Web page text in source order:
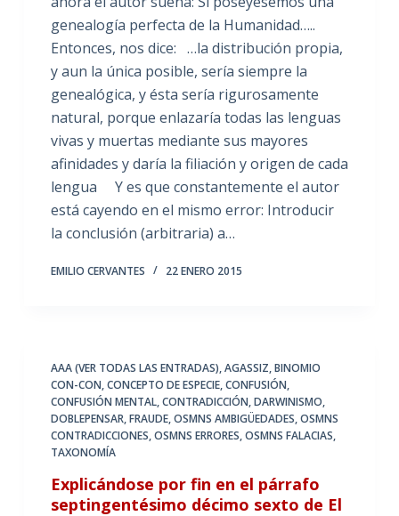
genealogía perfecta de la Humanidad…..
Entonces, nos dice: …la distribución propia,
y aun la única posible, sería siempre la
genealógica, y ésta sería rigurosamente
natural, porque enlazaría todas las lenguas
vivas y muertas mediante sus mayores
afinidades y daría la filiación y origen de cada
lengua Y es que constantemente el autor
está cayendo en el mismo error: Introducir
la conclusión (arbitraria) a…
EMILIO CERVANTES 22 ENERO 2015
AAA (VER TODAS LAS ENTRADAS),AGASSIZ,BINOMIO
CON-CON,CONCEPTO DE ESPECIE,CONFUSIÓN,
CONFUSIÓN MENTAL,CONTRADICCIÓN,DARWINISMO,
DOBLEPENSAR,FRAUDE,OSMNS AMBIGÜEDADES,OSMNS
CONTRADICCIONES,OSMNS ERRORES,OSMNS FALACIAS,
TAXONOMÍA
Explicándose por fin en el párrafo
septingentésimo décimo sexto de El